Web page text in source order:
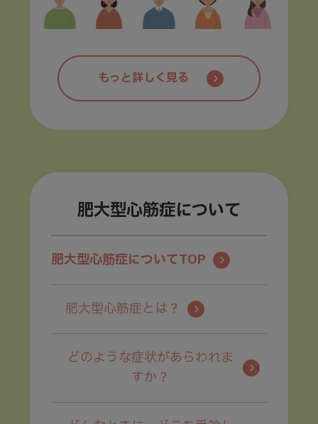
もっと詳しく見る
肥大型心筋症について
肥大型心筋症についてTOP
肥大型心筋症とは？
どのような症状があらわれま
すか？